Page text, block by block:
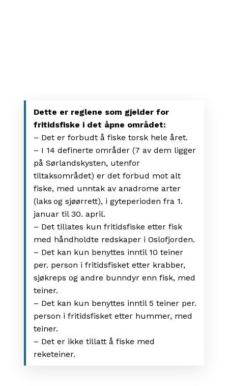
Dette er reglene som gjelder for
fritidsfiske i det åpne området:
– Det er forbudt å fiske torsk hele året.
– I 14 definerte områder (7 av dem ligger
på Sørlandskysten, utenfor
tiltaksområdet) er det forbud mot alt
fiske, med unntak av anadrome arter
(laks og sjøørrett), i gyteperioden fra 1.
januar til 30. april.
– Det tillates kun fritidsfiske etter fisk
med håndholdte redskaper i Oslofjorden.
– Det kan kun benyttes inntil 10 teiner
per. person i fritidsfisket etter krabber,
sjøkreps og andre bunndyr enn fisk, med
teiner.
– Det kan kun benyttes inntil 5 teiner per.
person i fritidsfisket etter hummer, med
teiner.
– Det er ikke tillatt å fiske med
reketeiner.